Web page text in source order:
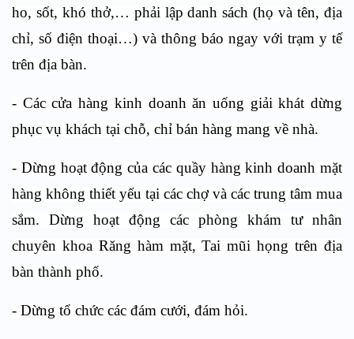
ho, sốt, khó thở,… phải lập danh sách (họ và tên, địa
chỉ, số điện thoại…) và thông báo ngay với trạm y tế
trên địa bàn.
- Các cửa hàng kinh doanh ăn uống giải khát dừng
phục vụ khách tại chỗ, chỉ bán hàng mang về nhà.
- Dừng hoạt động của các quầy hàng kinh doanh mặt
hàng không thiết yếu tại các chợ và các trung tâm mua
sắm. Dừng hoạt động các phòng khám tư nhân
chuyên khoa Răng hàm mặt, Tai mũi họng trên địa
bàn thành phố.
- Dừng tổ chức các đám cưới, đám hỏi.